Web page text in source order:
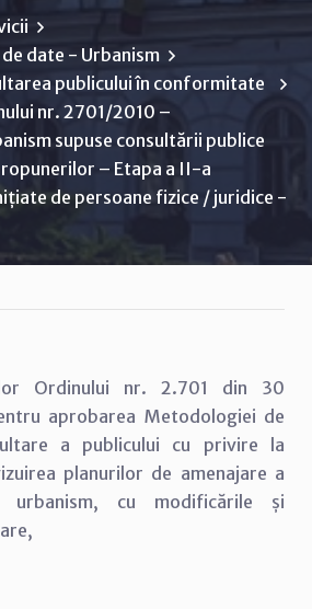
date - Urbanism
publicului în conformitate
nr. 2701/2010 –
supuse consultării publice
– Etapa a II-a
de persoane fizice / juridice -
Ordinului nr. 2.701 din 30
aprobarea Metodologiei de
a publicului cu privire la
planurilor de amenajare a
cu modificările și